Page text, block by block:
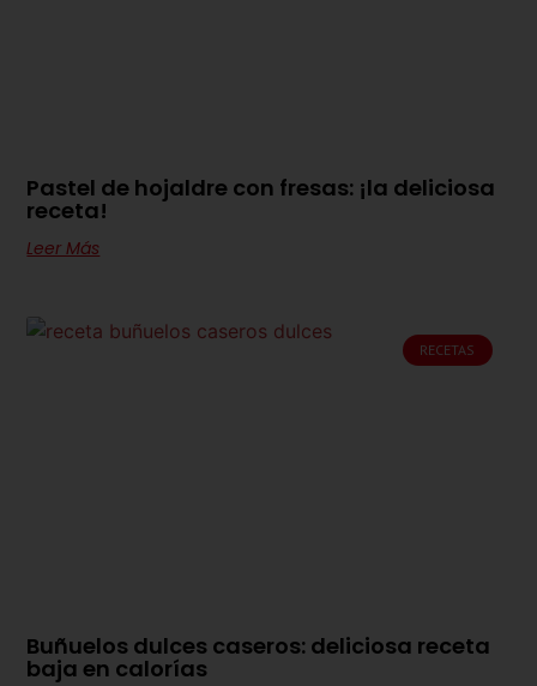
Pastel de hojaldre con fresas: ¡la deliciosa
receta!
Leer Más
RECETAS
Buñuelos dulces caseros: deliciosa receta
baja en calorías